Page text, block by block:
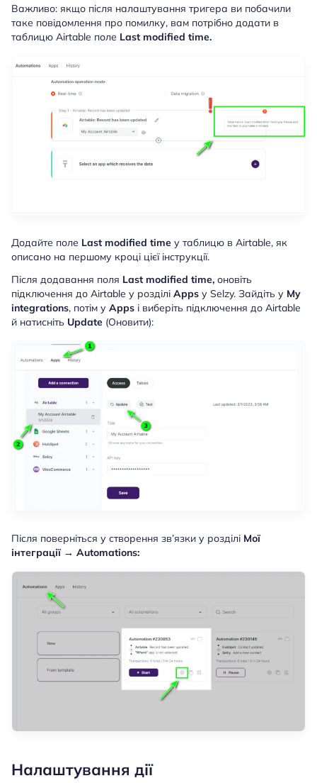
Важливо: якщо після налаштування тригера ви побачили
таке повідомлення про помилку, вам потрібно додати в
таблицю Airtable поле Last modified time.
Додайте поле Last modified time у таблицю в Airtable, як
описано на першому кроці цієї інструкції.
Після додавання поля Last modified time, оновіть
підключення до Airtable у розділі Apps у Selzy. Зайдіть у My
integrations, потім у Apps і виберіть підключення до Airtable
й натисніть Update (Оновити):
Після поверніться у створення зв’язки у розділі Мої
інтеграції → Automations:
Налаштування дії